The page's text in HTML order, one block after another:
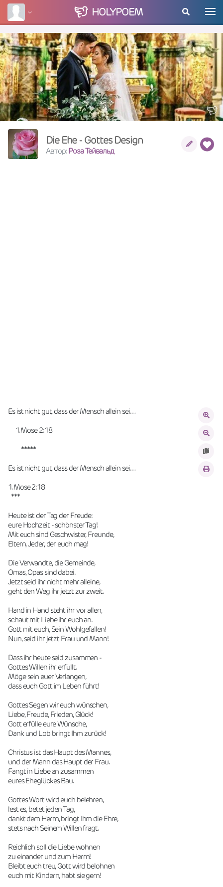
HOLYPOEM
Die Ehe - Gottes Design
Автор:Роза Тейвальд
Es ist nicht gut, dass der Mensch allein sei…
     1.Mose 2:18
         *****
Es ist nicht gut, dass der Mensch allein sei…
1.Mose 2:18
  ***
Heute ist der Tag der Freude:
eure Hochzeit - schönster Tag!
Mit euch sind Geschwister, Freunde,
Eltern, Jeder, der euch mag!
Die Verwandte, die Gemeinde,
Omas, Opas sind dabei.
Jetzt seid ihr nicht mehr alleine,
geht den Weg ihr jetzt zur zweit.
Hand in Hand steht ihr vor allen,
schaut mit Liebe ihr euch an.
Gott mit euch, Sein Wohlgefallen!
Nun, seid ihr jetzt Frau und Mann!
Dass ihr heute seid zusammen -
Gottes Willen ihr erfüllt.
Möge sein euer Verlangen,
dass euch Gott im Leben führt!
Gottes Segen wir euch wünschen,
Liebe, Freude, Frieden, Glück!
Gott erfülle eure Wünsche,
Dank und Lob bringt Ihm zurück!
Christus ist das Haupt des Mannes,
und der Mann das Haupt der Frau.
Fangt in Liebe an zusammen
eures Eheglückes Bau.
Gottes Wort wird euch belehren,
lest es, betet jeden Tag,
dankt dem Herrn, bringt Ihm die Ehre,
stets nach Seinem Willen fragt.
Reichlich soll die Liebe wohnen
zu einander und zum Herrn!
Bleibt euch treu, Gott wird belohnen
euch mit Kindern, habt sie gern!